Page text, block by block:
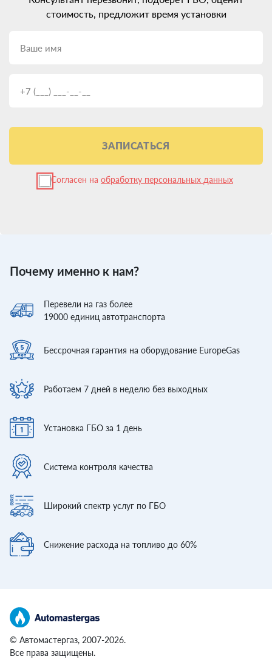
стоимость, предложит время установки
ЗАПИСАТЬСЯ
Согласен на обработку персональных данных
Почему именно к нам?
Перевели на газ более
19000 единиц автотранспорта
Бессрочная гарантия на оборудование EuropeGas
Работаем 7 дней в неделю без выходных
Установка ГБО за 1 день
Система контроля качества
Широкий спектр услуг по ГБО
Снижение расхода на топливо до 60%
© Автомастергаз, 2007-2026.
Все права защищены.